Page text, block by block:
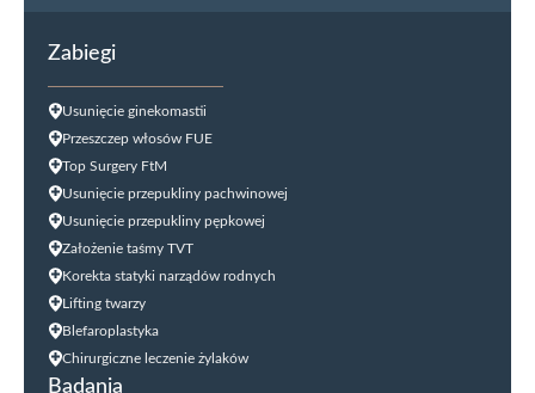
Zabiegi
Usunięcie ginekomastii
Przeszczep włosów FUE
Top Surgery FtM
Usunięcie przepukliny pachwinowej
Usunięcie przepukliny pępkowej
Założenie taśmy TVT
Korekta statyki narządów rodnych
Lifting twarzy
Blefaroplastyka
Chirurgiczne leczenie żylaków
Badania